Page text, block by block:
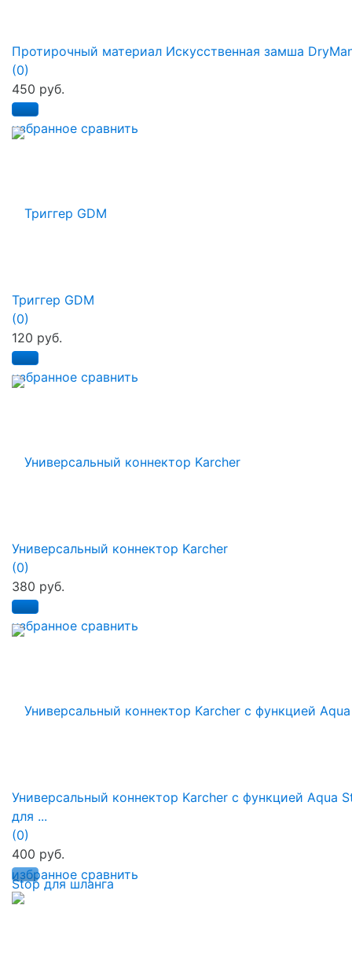
избранное сравнить
Протирочный материал Искусственная замша
(0)
450 руб.
избранное сравнить
Триггер GDM
(0)
120 руб.
избранное сравнить
Универсальный коннектор Karcher
(0)
380 руб.
избранное сравнить
Универсальный коннектор Karcher с функцией Aqua
для ...
(0)
400 руб.